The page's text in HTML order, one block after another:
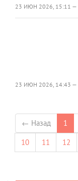
23 ИЮН 2026, 15:11 —
23 ИЮН 2026, 14:43 —
← Назад 1
10
11 12